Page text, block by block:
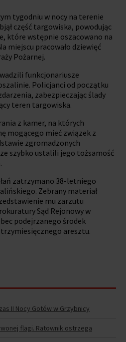
tygodniu w nocy na terenie
część targowiska, powodując
które wstępnie oszacowano na
miejscu pracowało dziewięć
Pożarnej.
funkcjonariusze
Policjanci od początku
zabezpieczając ślady
teren targowiska.
z kamer, na których
mogącego mieć związek z
zgromadzonych
szybko ustalili jego tożsamość
zatrzymano 38-letniego
Zebrany materiał
mu zarzutu
Sąd Rejonowy w
podejrzanego środek
aresztu.
II Nocy Gotów w Grzybnicy
flagi. Ratownik ostrzega